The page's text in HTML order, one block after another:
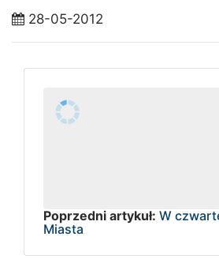
28-05-2012
Poprzedni artykuł: W
Miasta